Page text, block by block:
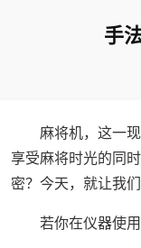
手
麻将机，这一
享受麻将时光的同
密？今天，就让我
若你在仪器使